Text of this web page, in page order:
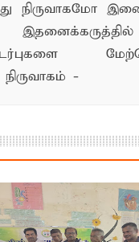
நிருவாகமோ
-